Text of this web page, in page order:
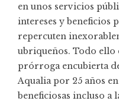
en unos servicios
intereses y beneficios
repercuten
ubriqueños. Todo ello
prórroga encubierta
Aqualia por 25 años
beneficiosas incluso a